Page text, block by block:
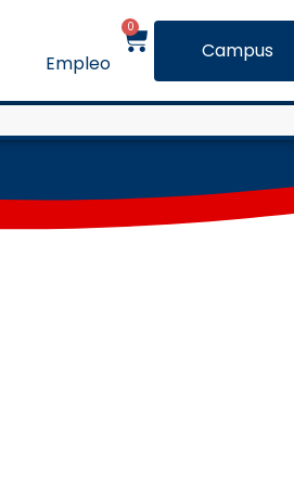
Empleo
0
Campus
por expertos.